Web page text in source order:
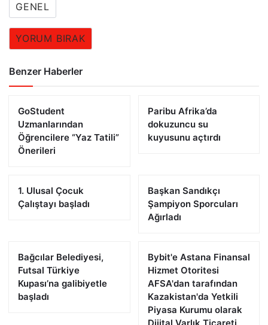
GENEL
YORUM BIRAK
Benzer Haberler
GoStudent
Uzmanlarından
Öğrencilere “Yaz Tatili”
Önerileri
Paribu Afrika’da
dokuzuncu su
kuyusunu açtırdı
1. Ulusal Çocuk
Çalıştayı başladı
Başkan Sandıkçı
Şampiyon Sporcuları
Ağırladı
Bağcılar Belediyesi,
Futsal Türkiye
Kupası’na galibiyetle
başladı
Bybit'e Astana Finansal
Hizmet Otoritesi
AFSA'dan tarafından
Kazakistan'da Yetkili
Piyasa Kurumu olarak